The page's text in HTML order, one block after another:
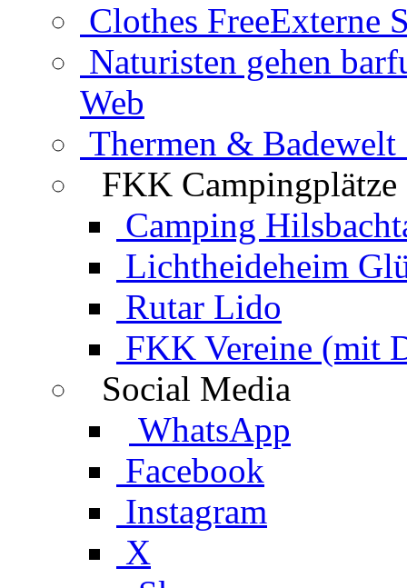
Clothes FreeExterne
Naturisten gehen
Web
Thermen & Badewelt
FKK Campingplätze
Camping
Lichtheideheim
Rutar Lido
FKK Vereine (mit
Social Media
WhatsApp
Facebook
Instagram
X